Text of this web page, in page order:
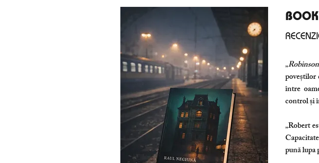
„
între
control și
„Robert
pună lupa